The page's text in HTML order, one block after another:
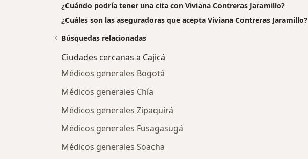
¿Cuándo podría tener una cita con Viviana Contreras Jaramillo?
¿Cuáles son las aseguradoras que acepta Viviana Contreras Jaramillo?
Búsquedas relacionadas
Ciudades cercanas a Cajicá
Médicos generales Bogotá
Médicos generales Chía
Médicos generales Zipaquirá
Médicos generales Fusagasugá
Médicos generales Soacha